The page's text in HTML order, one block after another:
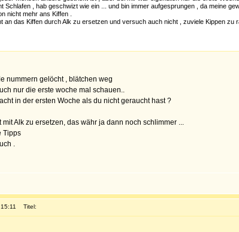
Schlafen , hab geschwizt wie ein ... und bin immer aufgesprungen , da meine
nicht mehr ans Kiffen .
an das Kiffen durch Alk zu ersetzen und versuch auch nicht , zuviele Kippen zu
nummern gelöcht , blätchen weg
nur die erste woche mal schauen..
in der ersten Woche als du nicht geraucht hast ?
mit Alk zu ersetzen, das währ ja dann noch schlimmer ...
Tipps
.
Titel: